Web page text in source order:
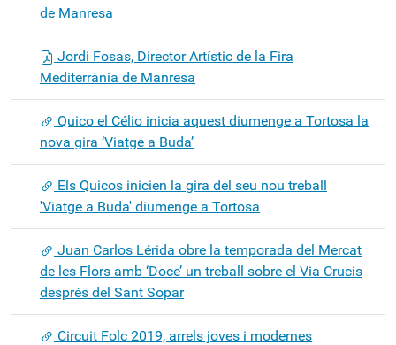
de Manresa
Jordi Fosas, Director Artístic de la Fira
Mediterrània de Manresa
Quico el Célio inicia aquest diumenge a Tortosa la
nova gira ‘Viatge a Buda’
Els Quicos inicien la gira del seu nou treball
'Viatge a Buda' diumenge a Tortosa
Juan Carlos Lérida obre la temporada del Mercat
de les Flors amb ‘Doce’ un treball sobre el Via Crucis
després del Sant Sopar
Circuit Folc 2019, arrels joves i modernes